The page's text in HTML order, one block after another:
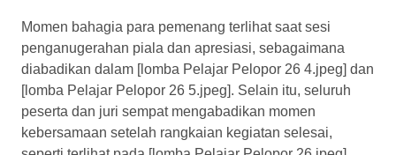
Momen bahagia para pemenang terlihat saat sesi
penganugerahan piala dan apresiasi, sebagaimana
diabadikan dalam [lomba Pelajar Pelopor 26 4.jpeg] dan
[lomba Pelajar Pelopor 26 5.jpeg]. Selain itu, seluruh
peserta dan juri sempat mengabadikan momen
kebersamaan setelah rangkaian kegiatan selesai,